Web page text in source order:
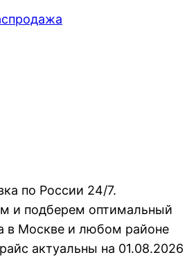
по России 24/7.
и подберем оптимальный
в Москве и любом районе
актуальны на 01.08.2026